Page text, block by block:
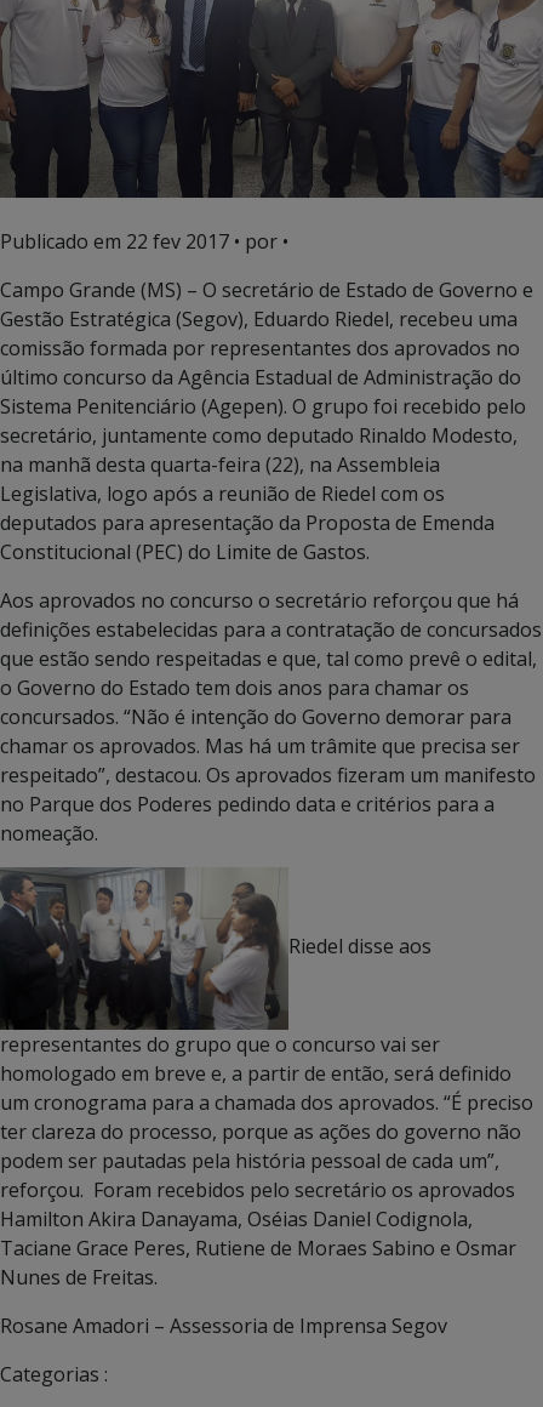
Publicado em 22 fev 2017 • por •
Campo Grande (MS) – O secretário de Estado de Governo e
Gestão Estratégica (Segov), Eduardo Riedel, recebeu uma
comissão formada por representantes dos aprovados no
último concurso da Agência Estadual de Administração do
Sistema Penitenciário (Agepen). O grupo foi recebido pelo
secretário, juntamente como deputado Rinaldo Modesto,
na manhã desta quarta-feira (22), na Assembleia
Legislativa, logo após a reunião de Riedel com os
deputados para apresentação da Proposta de Emenda
Constitucional (PEC) do Limite de Gastos.
Aos aprovados no concurso o secretário reforçou que há
definições estabelecidas para a contratação de concursados
que estão sendo respeitadas e que, tal como prevê o edital,
o Governo do Estado tem dois anos para chamar os
concursados. “Não é intenção do Governo demorar para
chamar os aprovados. Mas há um trâmite que precisa ser
respeitado”, destacou. Os aprovados fizeram um manifesto
no Parque dos Poderes pedindo data e critérios para a
nomeação.
Riedel disse aos
representantes do grupo que o concurso vai ser
homologado em breve e, a partir de então, será definido
um cronograma para a chamada dos aprovados. “É preciso
ter clareza do processo, porque as ações do governo não
podem ser pautadas pela história pessoal de cada um”,
reforçou. Foram recebidos pelo secretário os aprovados
Hamilton Akira Danayama, Oséias Daniel Codignola,
Taciane Grace Peres, Rutiene de Moraes Sabino e Osmar
Nunes de Freitas.
Rosane Amadori – Assessoria de Imprensa Segov
Categorias :